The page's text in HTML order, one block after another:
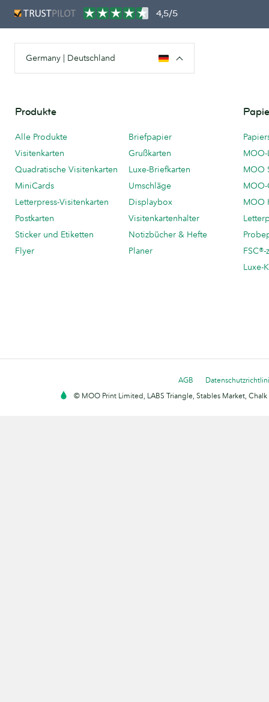
4,5/5
Germany | Deutschland
Produkte
Alle Produkte
Visitenkarten
Quadratische Visitenkarten
MiniCards
Letterpress-Visitenkarten
Postkarten
Sticker und Etiketten
Flyer
Briefpapier
Grußkarten
Luxe-Briefkarten
Umschläge
Displaybox
Visitenkartenhalter
Notizbücher & Hefte
Planer
MOO-
MOO
MOO
Luxe-
AGB
© MOO Print Limited, LABS Triangle, Stables Market,